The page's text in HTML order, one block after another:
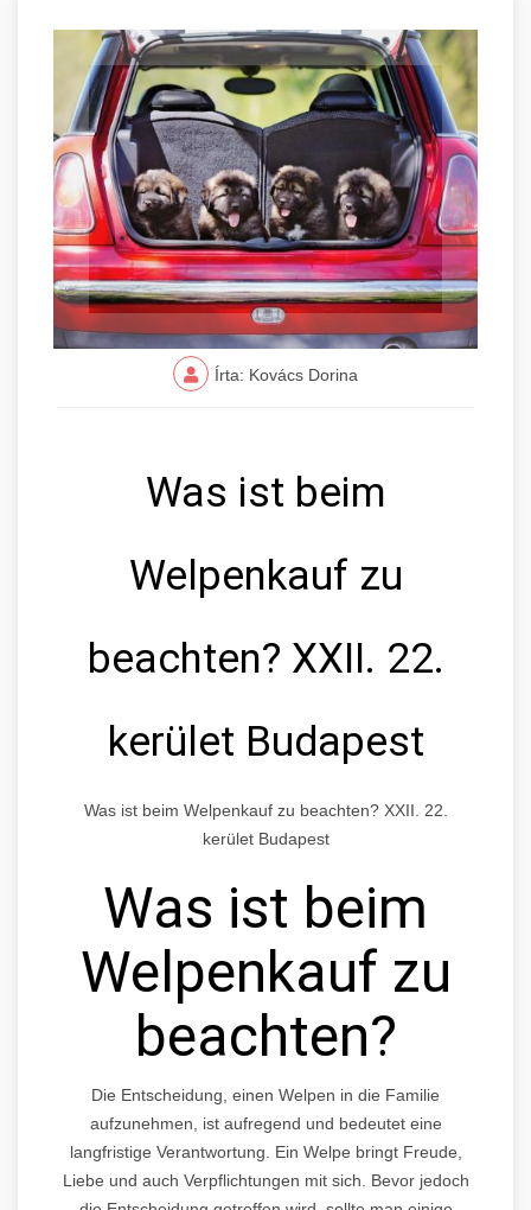
Írta: Kovács Dorina
Was ist beim
Welpenkauf zu
beachten? XXII. 22.
kerület Budapest
Was ist beim Welpenkauf zu beachten? XXII. 22.
kerület Budapest
Was ist beim
Welpenkauf zu
beachten?
Die Entscheidung, einen Welpen in die Familie
aufzunehmen, ist aufregend und bedeutet eine
langfristige Verantwortung. Ein Welpe bringt Freude,
Liebe und auch Verpflichtungen mit sich. Bevor jedoch